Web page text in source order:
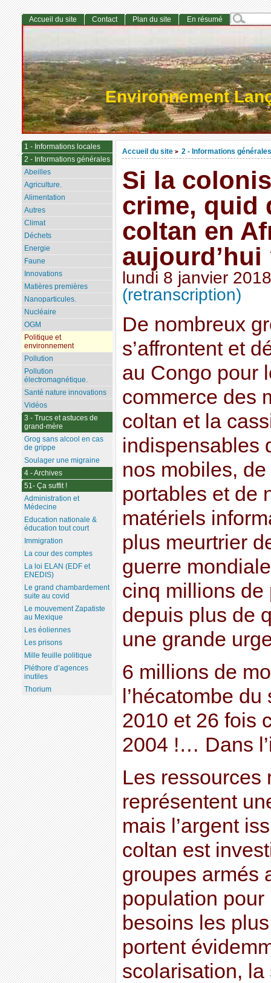
Environnement
Accueil du site > 2 - Informations générales
Si la
crime, quid
coltan en
aujourd’hui
lundi 8 janvier 2018
(retranscription)
De nombreux
s’affrontent et
au Congo pour
commerce des
coltan et la
indispensables
nos mobiles,
portables et de
matériels
plus meurtrier
guerre
cinq millions de
depuis plus de
une grande
6 millions de
l’hécatombe
2010 et 26 fois
2004 !… Dans
Les ressources
représentent
mais l’argent
coltan est
groupes armés
population
besoins les
portent
scolarisation, la
Accueil du site Contact Plan du site En résumé
1 - Informations locales
2 - Informations générales
Abeilles
Agriculture.
Alimentation
Autres
Climat
Déchets
Energie
Faune
Innovations
Matières premières
Nanoparticules.
Nucléaire
OGM
Politique et
environnement
Pollution
Pollution
électromagnétique.
Santé nature innovations
Vidéos
3 - Trucs et astuces de
grand-mère
Grog sans alcool en cas
de grippe
Soulager une migraine
4 - Archives
51- Ça suffit !
Administration et
Médecine
Education nationale &
éducation tout court
Immigration
La cour des comptes
La loi ELAN (EDF et
ENEDIS)
Le grand chambardement
suite au covid
Le mouvement Zapatiste
au Mexique
Les éoliennes
Les prisons
Mille feuille politique
Pléthore d’agences
inutiles
Thorium